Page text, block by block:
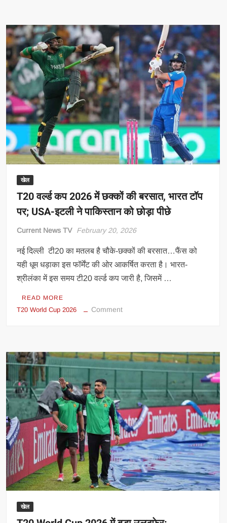
बाहर,
वेस्टइंडीज
के
खिलाफ
इंडिया
में
‘ओल्ड
फॉर्मूला’
का
होगा
इस्तेमाल
खेल
T20 वर्ल्ड कप 2026 में छक्कों की बरसात, भारत टॉप
पर; USA-इटली ने पाकिस्तान को छोड़ा पीछे
Current News TV February 20, 2026
नई दिल्ली टी20 का मतलब है चौके-छक्कों की बरसात…फैंस को
यही धूम धड़ाका इस फॉर्मेंट की ओर आकर्षित करता है। भारत-
श्रीलंका में इस समय टी20 वर्ल्ड कप जारी है, जिसमें …
READ MORE
T20 World Cup 2026 Commenton
2026
में
की
बरसात,
भारत
टॉप
पर;
USA-
इटली
ने
पाकिस्तान
पीछे
खेल